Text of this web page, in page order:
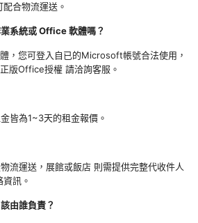
合物流運送。
系統或 Office 軟體嗎？
，您可登入自已的Microsoft帳號合法使用，
版Office授權 請洽詢客服。
皆為1~3天的租金報價。
流運送，展館或飯店 則需提供完整代收件人
訊。
由誰負責？